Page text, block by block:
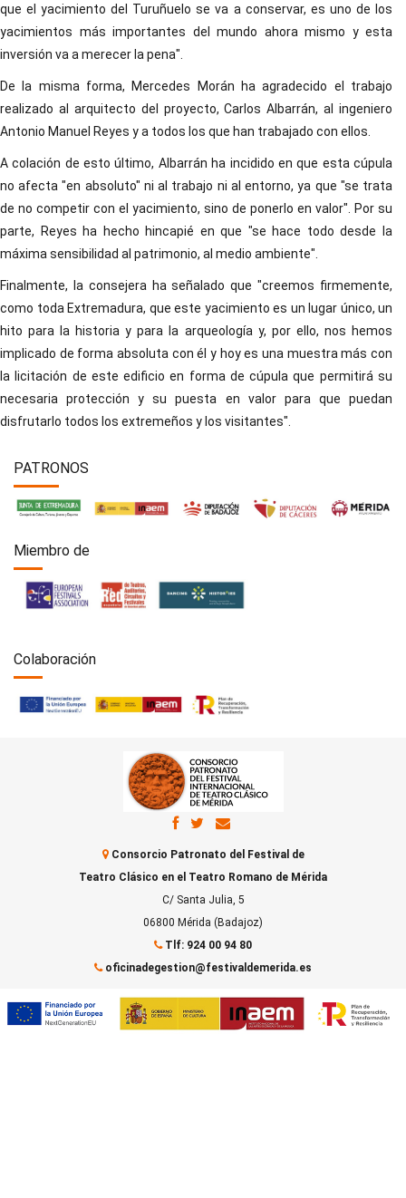
que el yacimiento del Turuñuelo se va a conservar, es uno de los
yacimientos más importantes del mundo ahora mismo y esta
inversión va a merecer la pena".
De la misma forma, Mercedes Morán ha agradecido el trabajo
realizado al arquitecto del proyecto, Carlos Albarrán, al ingeniero
Antonio Manuel Reyes y a todos los que han trabajado con ellos.
A colación de esto último, Albarrán ha incidido en que esta cúpula
no afecta "en absoluto" ni al trabajo ni al entorno, ya que "se trata
de no competir con el yacimiento, sino de ponerlo en valor". Por su
parte, Reyes ha hecho hincapié en que "se hace todo desde la
máxima sensibilidad al patrimonio, al medio ambiente".
Finalmente, la consejera ha señalado que "creemos firmemente,
como toda Extremadura, que este yacimiento es un lugar único, un
hito para la historia y para la arqueología y, por ello, nos hemos
implicado de forma absoluta con él y hoy es una muestra más con
la licitación de este edificio en forma de cúpula que permitirá su
necesaria protección y su puesta en valor para que puedan
disfrutarlo todos los extremeños y los visitantes".
PATRONOS
Miembro de
Colaboración
Consorcio Patronato del Festival de
Teatro Clásico en el Teatro Romano de Mérida
C/ Santa Julia, 5
06800 Mérida (Badajoz)
Tlf: 924 00 94 80
oficinadegestion@festivaldemerida.es